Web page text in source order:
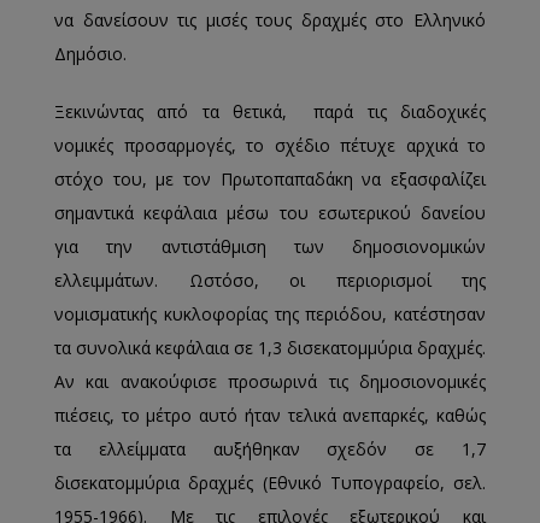
να δανείσουν τις μισές τους δραχμές στο Ελληνικό
Δημόσιο.
Ξεκινώντας από τα θετικά, παρά τις διαδοχικές
νομικές προσαρμογές, το σχέδιο πέτυχε αρχικά το
στόχο του, με τον Πρωτοπαπαδάκη να εξασφαλίζει
σημαντικά κεφάλαια μέσω του εσωτερικού δανείου
για την αντιστάθμιση των δημοσιονομικών
ελλειμμάτων. Ωστόσο, οι περιορισμοί της
νομισματικής κυκλοφορίας της περιόδου, κατέστησαν
τα συνολικά κεφάλαια σε 1,3 δισεκατομμύρια δραχμές.
Αν και ανακούφισε προσωρινά τις δημοσιονομικές
πιέσεις, το μέτρο αυτό ήταν τελικά ανεπαρκές, καθώς
τα ελλείμματα αυξήθηκαν σχεδόν σε 1,7
δισεκατομμύρια δραχμές (Εθνικό Τυπογραφείο, σελ.
1955-1966). Με τις επιλογές εξωτερικού και